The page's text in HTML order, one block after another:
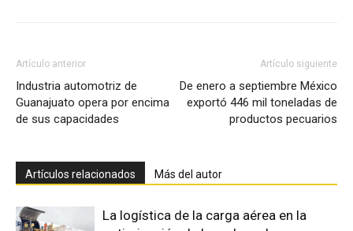
Artículo anterior
Industria automotriz de
Guanajuato opera por encima
de sus capacidades
Artículo siguiente
De enero a septiembre México
exportó 446 mil toneladas de
productos pecuarios
Artículos relacionados Más del autor
La logística de la carga aérea en la